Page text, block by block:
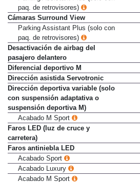
Parking Assistant Plus (solo con
paq. de retrovisores)
Cámaras Surround View
Parking Assistant Plus (solo con
paq. de retrovisores)
Desactivación de airbag del
pasajero delantero
Diferencial deportivo M
Dirección asistida Servotronic
Dirección deportiva variable (solo
con suspensión adaptativa o
suspensión deportiva M)
Acabado M Sport
Faros LED (luz de cruce y
carretera)
Faros antiniebla LED
Acabado Sport
Acabado Luxury